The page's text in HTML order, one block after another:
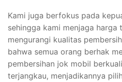
Kami juga berfokus pada
sehingga kami menjaga harga
mengurangi kualitas
bahwa semua orang berhak
pembersihan jok mobil
terjangkau, menjadikannya